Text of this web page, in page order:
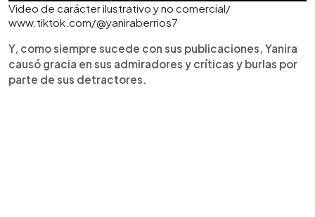
Video de carácter ilustrativo y no comercial/
www.tiktok.com/@yaniraberrios7
Y, como siempre sucede con sus publicaciones, Yanira
causó gracia en sus admiradores y críticas y burlas por
parte de sus detractores.